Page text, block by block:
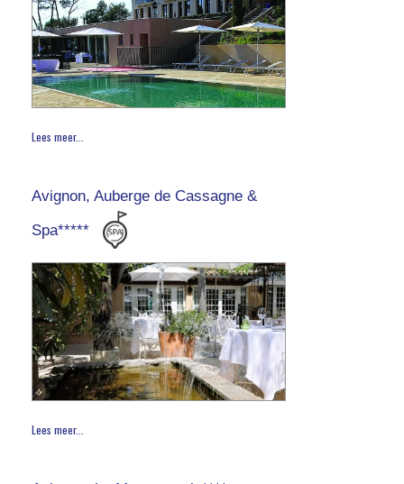
Lees meer...
Avignon, Auberge de Cassagne &
Spa*****
Lees meer...